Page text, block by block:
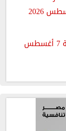
مواقيت الصلاة اليوم الجمعة 7 أغسطس